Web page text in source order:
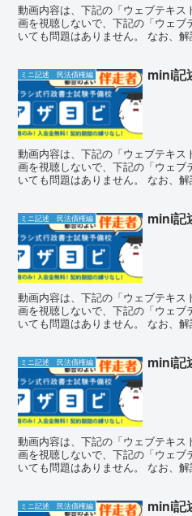
動画内容は、下記の「ウェブテキ
画を視聴しないで、下記の「ウェ
いても問題はありません。 なお、
ミニ記述 民法債権編 mini記
動画内容は、下記の「ウェブテキ
画を視聴しないで、下記の「ウェ
いても問題はありません。 なお、
ミニ記述 民法債権編 mini記
動画内容は、下記の「ウェブテキ
画を視聴しないで、下記の「ウェ
いても問題はありません。 なお、
ミニ記述 民法債権編 mini記
動画内容は、下記の「ウェブテキ
画を視聴しないで、下記の「ウェ
いても問題はありません。 なお、
ミニ記述 民法債権編 mini記